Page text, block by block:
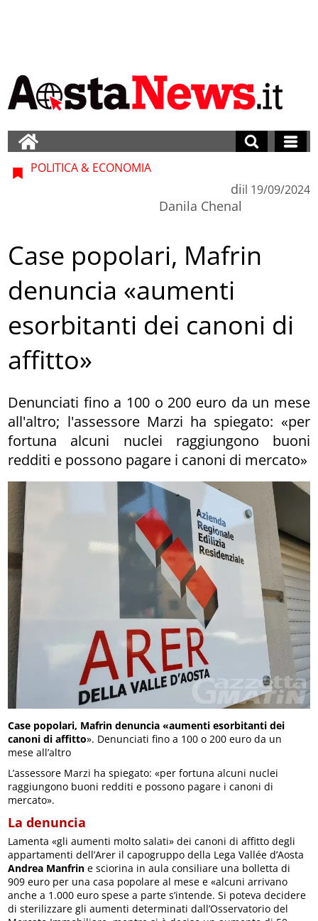
POLITICA & ECONOMIA
di
Danila Chenal
il 19/09/2024
Case popolari, Mafrin
denuncia «aumenti
esorbitanti dei canoni di
affitto»
Denunciati fino a 100 o 200 euro da un mese
all'altro; l'assessore Marzi ha spiegato: «per
fortuna alcuni nuclei raggiungono buoni
redditi e possono pagare i canoni di mercato»
Case popolari, Mafrin denuncia «aumenti esorbitanti dei
canoni di affitto». Denunciati fino a 100 o 200 euro da un
mese all’altro
L’assessore Marzi ha spiegato: «per fortuna alcuni nuclei
raggiungono buoni redditi e possono pagare i canoni di
mercato».
La denuncia
Lamenta «gli aumenti molto salati» dei canoni di affitto degli
appartamenti dell’Arer il capogruppo della Lega Vallée d’Aosta
Andrea Manfrin e sciorina in aula consiliare una bolletta di
909 euro per una casa popolare al mese e «alcuni arrivano
anche a 1.000 euro spese a parte s’intende. Si poteva decidere
di sterilizzare gli aumenti determinati dall’Osservatorio del